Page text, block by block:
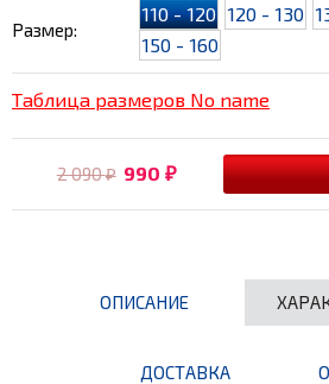
Размер:
110 - 120 120 - 130
150 - 160
Таблица размеров No name
2 090₽ 990 ₽
ОПИСАНИЕ
ДОСТАВКА